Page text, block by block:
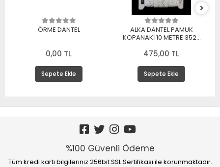
ÖRME DANTEL
0,00 TL
Sepete Ekle
ALKA DANTEL PAMUK
KOPANAKİ 10 METRE 3520
475,00 TL
Sepete Ekle
%100 Güvenli Ödeme
Tüm kredi kartı bilgileriniz 256bit SSL Sertifikası ile korunmaktadır.